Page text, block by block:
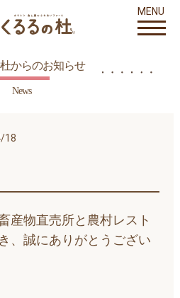
MENU
からのお知らせ
News
18
産物直売所と農村レスト
、誠にありがとうござい